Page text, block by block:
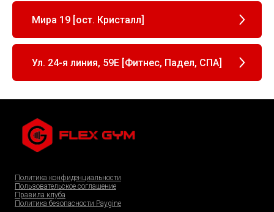
Мира 19 [ост. Кристалл]
Ул. 24-я линия, 59Е [Фитнес, Падел, СПА]
Политика конфиденциальности
Пользовательское соглашение
Правила клуба
Политика безопасности Paygine